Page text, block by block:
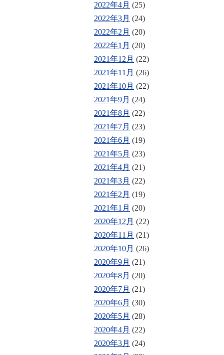
2022年4月 (25)
2022年3月 (24)
2022年2月 (20)
2022年1月 (20)
2021年12月 (22)
2021年11月 (26)
2021年10月 (22)
2021年9月 (24)
2021年8月 (22)
2021年7月 (23)
2021年6月 (19)
2021年5月 (23)
2021年4月 (21)
2021年3月 (22)
2021年2月 (19)
2021年1月 (20)
2020年12月 (22)
2020年11月 (21)
2020年10月 (26)
2020年9月 (21)
2020年8月 (20)
2020年7月 (21)
2020年6月 (30)
2020年5月 (28)
2020年4月 (22)
2020年3月 (24)